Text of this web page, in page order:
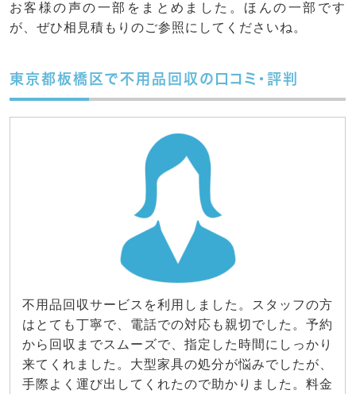
お客様の声の一部をまとめました。ほんの一部です
が、ぜひ相見積もりのご参照にしてくださいね。
東京都板橋区で不用品回収の口コミ・評判
不用品回収サービスを利用しました。スタッフの方
はとても丁寧で、電話での対応も親切でした。予約
から回収までスムーズで、指定した時間にしっかり
来てくれました。大型家具の処分が悩みでしたが、
手際よく運び出してくれたので助かりました。料金